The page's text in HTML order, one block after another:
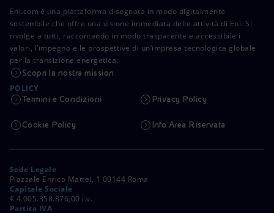
Eni.com è una piattaforma disegnata in modo digitalmente
sostenibile che offre una visione immediata delle attività di Eni. Si
rivolge a tutti, raccontando in modo trasparente e accessibile i
valori, l’impegno e le prospettive di un’impresa tecnologica globale
per la transizione energetica.
Scopri la nostra mission
POLICY
Termini e Condizioni Privacy Policy
Cookie Policy Info Area Riservata
Sede Legale
Piazzale Enrico Mattei, 1 00144 Roma
Capitale Sociale
€ 4.005.358.876,00 i.v.
Partita IVA